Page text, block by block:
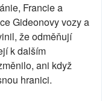
Francie a
Gideonovy vozy a
že odměňují
k dalším
ani když
hranici.